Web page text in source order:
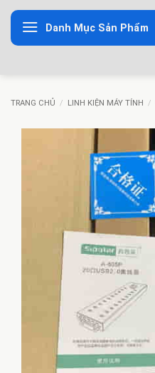
Danh Mục Sản Phẩm
TRANG CHỦ / LINH KIỆN MÁY TÍNH /